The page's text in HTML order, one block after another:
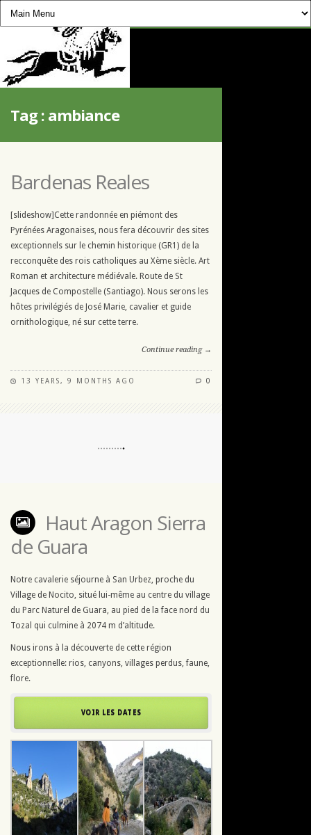
CHEVAUCHÉE
Tag : ambiance
Bardenas Reales
[slideshow]Cette randonnée en piémont des
Pyrénées Aragonaises, nous fera découvrir des sites
exceptionnels sur le chemin historique (GR1) de la
recconquête des rois catholiques au Xème siècle. Art
Roman et architecture médiévale. Route de St
Jacques de Compostelle (Santiago). Nous serons les
hôtes privilégiés de José Marie, cavalier et guide
ornithologique, né sur cette terre.
Continue reading →
13 YEARS, 9 MONTHS AGO 0
Haut Aragon Sierra
de Guara
Notre cavalerie séjourne à San Urbez, proche du
Village de Nocito, situé lui-même au centre du village
du Parc Naturel de Guara, au pied de la face nord du
Tozal qui culmine à 2074 m d’altitude.
Nous irons à la découverte de cette région
exceptionnelle: rios, canyons, villages perdus, faune,
flore.
VOIR LES DATES